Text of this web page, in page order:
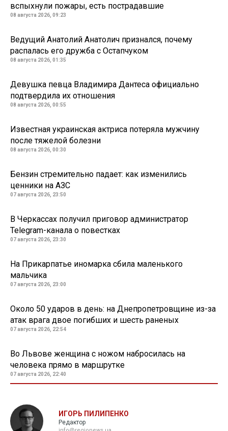
вспыхнули пожары, есть пострадавшие
08 августа 2026, 09:23
Ведущий Анатолий Анатолич признался, почему
распалась его дружба с Остапчуком
08 августа 2026, 01:35
Девушка певца Владимира Дантеса официально
подтвердила их отношения
08 августа 2026, 00:55
Известная украинская актриса потеряла мужчину
после тяжелой болезни
08 августа 2026, 00:30
Бензин стремительно падает: как изменились
ценники на АЗС
07 августа 2026, 23:50
В Черкассах получил приговор администратор
Telegram-канала о повестках
07 августа 2026, 23:30
На Прикарпатье иномарка сбила маленького
мальчика
07 августа 2026, 23:00
Около 50 ударов в день: на Днепропетровщине из-за
атак врага двое погибших и шесть раненых
07 августа 2026, 22:54
Во Львове женщина с ножом набросилась на
человека прямо в маршрутке
07 августа 2026, 22:40
ИГОРЬ ПИЛИПЕНКО
Редактор